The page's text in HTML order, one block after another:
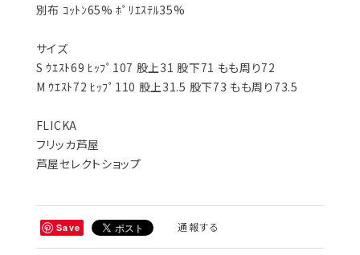
別布 ｺｯﾄﾝ65% ﾎﾟﾘｴｽﾃﾙ35%
サイズ
S ｳｴｽﾄ69 ﾋｯﾌﾟ107 股上31 股下71 もも周り72
M ｳｴｽﾄ72 ﾋｯﾌﾟ110 股上31.5 股下73 もも周り73.5
FLICKA
フリッカ芦屋
芦屋セレクトショップ
Save 通報する